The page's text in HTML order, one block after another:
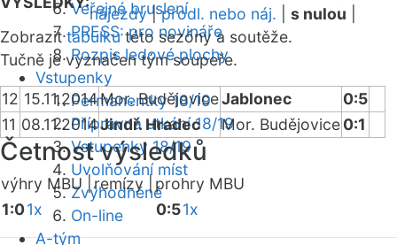
Veřejné bruslení
PRESS: pro novináře
Rozpis ledové plochy
Vstupenky
Permanentky 18/19
Přípravná utkání 18/19
Vstupenky 18/19
Uvolňování míst
Zvýhodněné
On-line
A-tým
nájezdy|prodl. nebo náj. s nulou
Zobrazittabulkutéto sezóny a soutěže.
Tučně je vyznačen tým soupeře.
12 15.11.2014Mor. BudějoviceJablonec
0:5
11 08.11.2014Jindř. Hradec Mor. Budějovice0:1
Četnost výsledků
výhry MBU | remízy |
prohry MBU
1:01x 0:51x